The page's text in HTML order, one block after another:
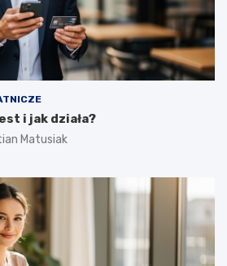
i jak działa?
Matusiak